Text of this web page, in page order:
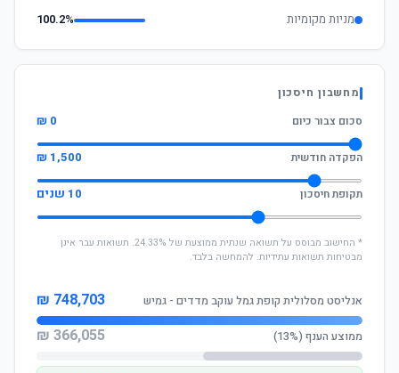
מניות מקומיות 100.2%
מחשבון חיסכון
סכום צבור כיום
0 ₪
הפקדה חודשית 1,500 ₪
תקופת חיסכון 10 שנים
* החישוב מבוסס על תשואה שנתית ממוצעת של 24.33%. תשואות עבר אינן
מבטיחות תשואות עתידיות. להמחשה בלבד.
אנליסט מסלולית קופת גמל עוקב מדדים - גמיש 748,703 ₪
ממוצע הענף (13%) 366,055 ₪